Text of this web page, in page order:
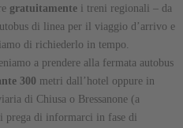
gratuitamente i treni regionali – da
di linea per il viaggio d’arrivo e
di richiederlo in tempo.
a prendere alla fermata autobus
300 metri dall’hotel oppure in
di Chiusa o Bressanone (a
prega di informarci in fase di